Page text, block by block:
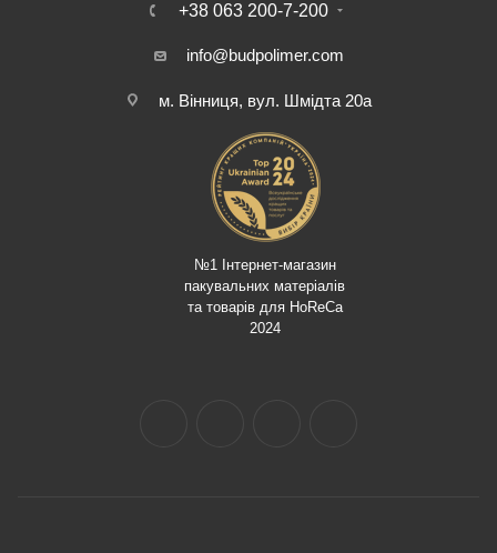
+38 063 200-7-200
info@budpolimer.com
м. Вінниця, вул. Шмідта 20а
№1 Інтернет-магазин
пакувальних матеріалів
та товарів для HoReCa
2024